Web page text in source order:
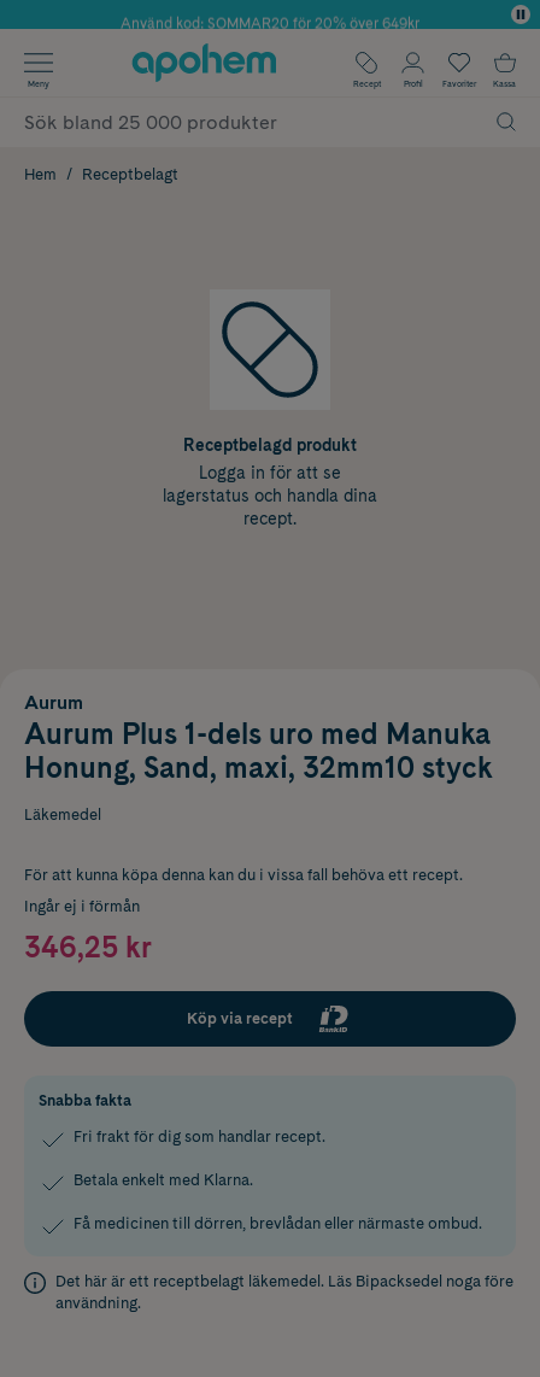
Årets Butik 2025 inom Skönhet
Använd kod: SOMMAR20 för 20% över 649kr
✓ Fri frakt
✓ Poäng på alla köp*
Meny Recept Profil Favoriter Kassa
Hem Receptbelagt
Receptbelagd produkt
Logga in för att se
lagerstatus och handla dina
recept.
Aurum
Aurum Plus 1-dels uro med Manuka
Honung, Sand, maxi, 32mm10 styck
Läkemedel
För att kunna köpa denna kan du i vissa fall behöva ett recept.
Ingår ej i förmån
346,25 kr
Köp via recept
Snabba fakta
Fri frakt för dig som handlar recept.
Betala enkelt med Klarna.
Få medicinen till dörren, brevlådan eller närmaste ombud.
Det här är ett receptbelagt läkemedel. Läs Bipacksedel noga före
användning.